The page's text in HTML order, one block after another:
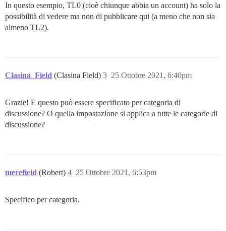
In questo esempio, TL0 (cioè chiunque abbia un account) ha solo la
possibilità di vedere ma non di pubblicare qui (a meno che non sia
almeno TL2).
Clasina_Field (Clasina Field) 25 Ottobre 2021, 6:40pm
3
Grazie! E questo può essere specificato per categoria di
discussione? O quella impostazione si applica a tutte le categorie di
discussione?
merefield (Robert) 25 Ottobre 2021, 6:53pm
4
Specifico per categoria.